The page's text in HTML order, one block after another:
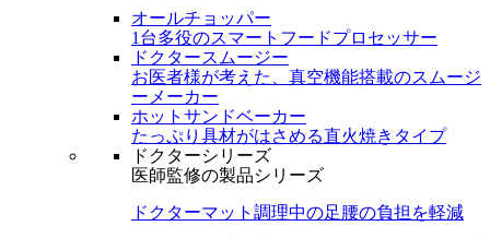
オールチョッパー
1台多役のスマートフードプロセッサー
ドクタースムージー
お医者様が考えた、真空機能搭載のスムージ
ーメーカー
ホットサンドベーカー
たっぷり具材がはさめる直火焼きタイプ
ドクターシリーズ
医師監修の製品シリーズ
ドクターマット 調理中の足腰の負担を軽減